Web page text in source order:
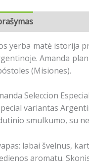
yerba matė istorija
Amanda
(Misiones).
Seleccion
variantas
smulkumo, su
labai švelnus,
aromatu.